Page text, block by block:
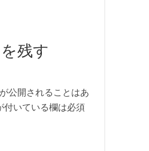
残す
公開されることはあ
付いている欄は必須